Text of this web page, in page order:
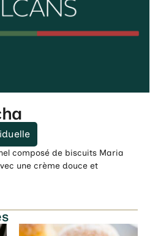
composé de biscuits Maria
une crème douce et